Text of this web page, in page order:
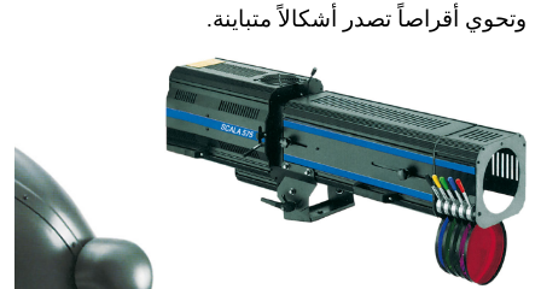
وتحوي أقراصاً تصدر أشكالاً متباينة.